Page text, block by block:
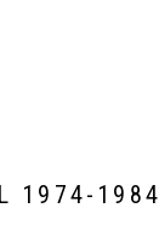
1974-1984